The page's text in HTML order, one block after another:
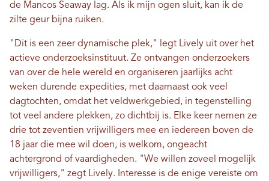
de Mancos Seaway lag. Als ik mijn ogen sluit, kan ik de
zilte geur bijna ruiken.
"Dit is een zeer dynamische plek," legt Lively uit over het
actieve onderzoeksinstituut. Ze ontvangen onderzoekers
van over de hele wereld en organiseren jaarlijks acht
weken durende expedities, met daarnaast ook veel
dagtochten, omdat het veldwerkgebied, in tegenstelling
tot veel andere plekken, zo dichtbij is. Elke keer nemen ze
drie tot zeventien vrijwilligers mee en iedereen boven de
18 jaar die mee wil doen, is welkom, ongeacht
achtergrond of vaardigheden. "We willen zoveel mogelijk
vrijwilligers," zegt Lively. Interesse is de enige vereiste om